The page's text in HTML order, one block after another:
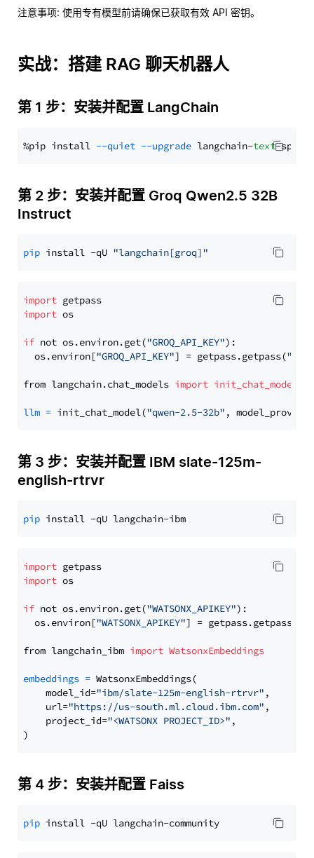
注意事项: 使用专有模型前请确保已获取有效 API 密钥。
实战：搭建 RAG 聊天机器人
第 1 步：安装并配置 LangChain
%pip install --quiet --upgrade langchain-text
第 2 步：安装并配置 Groq Qwen2.5 32B
Instruct
pip install -qU "langchain[groq]"
import
import os
if not os.environ.get("GROQ_API_KEY"):
  os.environ[
"GROQ_API_KEY"] = getpass.getpass(
from langchain.chat_models import init_chat_model
llm = init_chat_model("qwen-2.5-32b" ,
第 3 步：安装并配置 IBM slate-125m-
english-rtrvr
pip
import
import os
if not os.environ.get("WATSONX_APIKEY"):
  os.environ[
"WATSONX_APIKEY"] = getpass.getpass(
from langchain_ibm import WatsonxEmbeddings
embeddings = WatsonxEmbeddings(
    model_id=
"ibm/slate-125m-english-rtrvr" ,
    url=
"https://us-south.ml.cloud.ibm.com" ,
    project_id=
"<WATSONX PROJECT_ID>" ,
第 4 步：安装并配置 Faiss
pip